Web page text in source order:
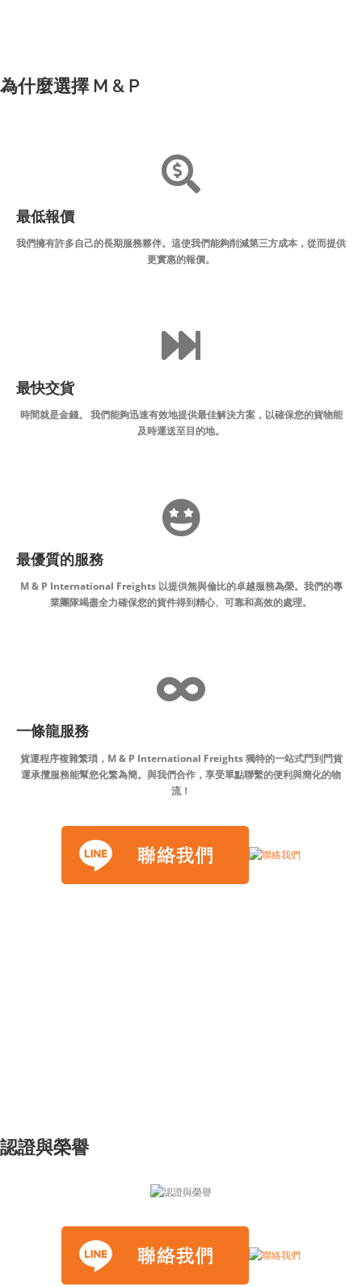
為什麼選擇 M & P
最低報價
我們擁有許多自己的長期服務夥伴。這使我們能夠削減第三方成本，從而提供
更實惠的報價。
最快交貨
時間就是金錢。 我們能夠迅速有效地提供最佳解決方案，以確保您的貨物能
及時運送至目的地。
最優質的服務
M & P International Freights 以提供無與倫比的卓越服務為榮。我們的專
業團隊竭盡全力確保您的貨件得到精心、可靠和高效的處理。
一條龍服務
貨運程序複雜繁瑣，M & P International Freights 獨特的一站式門到門貨
運承攬服務能幫您化繁為簡。與我們合作，享受單點聯繫的便利與簡化的物
流！
認證與榮譽